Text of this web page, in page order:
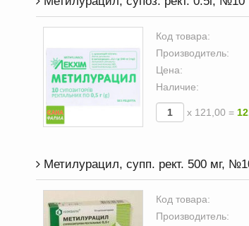
Код товара:
Производитель:
Цена:
Наличие:
х 121,00 =
Метилурацил, супп. рект. 500 мг,
Код товара:
Производитель: